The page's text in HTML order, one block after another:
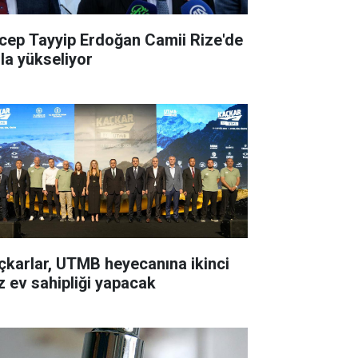
Tayyip Erdoğan Camii Rize'de
yükseliyor
UTMB heyecanına ikinci
ev sahipliği yapacak